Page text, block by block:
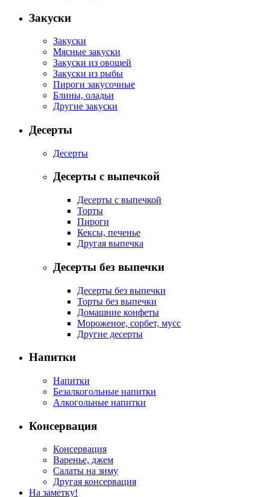
Закуски
Закуски
Мясные закуски
Закуски из овощей
Закуски из рыбы
Пироги закусочные
Блины, оладьи
Другие закуски
Десерты
Десерты
Десерты с выпечкой
Десерты с выпечкой
Торты
Пироги
Кексы, печенье
Другая выпечка
Десерты без выпечки
Десерты без выпечки
Торты без выпечки
Домашние конфеты
Мороженое, сорбет, мусс
Другие десерты
Напитки
Напитки
Безалкогольные напитки
Алкогольные напитки
Консервация
Консервация
Варенье, джем
Салаты на зиму
Другая консервация
На заметку!